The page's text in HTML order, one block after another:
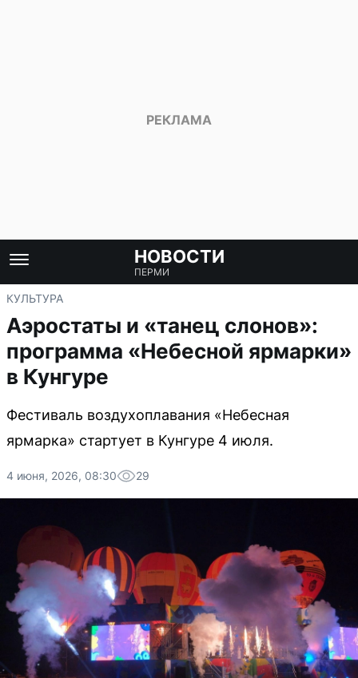
НОВОСТИ
ПЕРМИ
КУЛЬТУРА
Аэростаты и «танец слонов»:
программа «Небесной ярмарки»
в Кунгуре
Фестиваль воздухоплавания «Небесная
ярмарка» стартует в Кунгуре 4 июля.
4 июня, 2026, 08:30 29